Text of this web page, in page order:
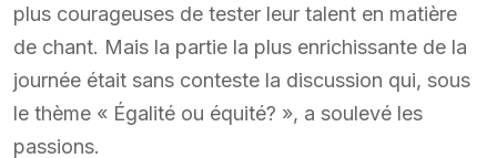
plus courageuses de tester leur talent en matière
de chant. Mais la partie la plus enrichissante de la
journée était sans conteste la discussion qui, sous
le thème « Égalité ou équité? », a soulevé les
passions.